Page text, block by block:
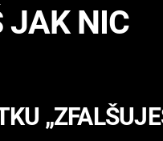
Zábava
JAK NIC